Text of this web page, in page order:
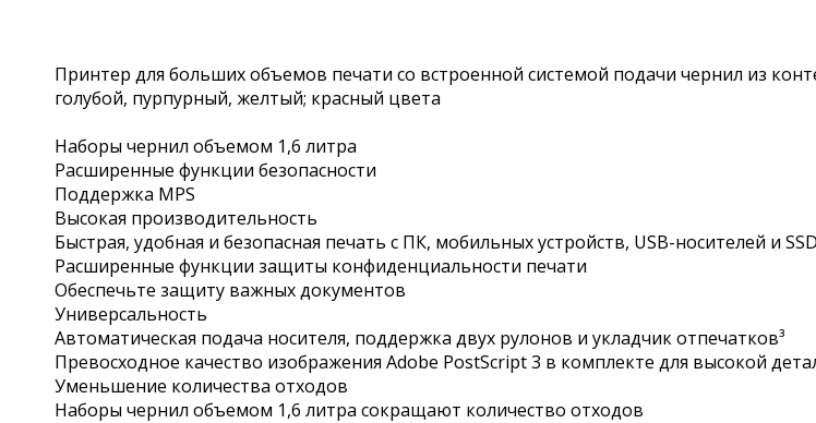
Принтер для больших объемов печати со встроенной системой подачи чернил из
голубой, пурпурный, желтый; красный цвета
Наборы чернил объемом 1,6 литра
Расширенные функции безопасности
Поддержка MPS
Высокая производительность
Быстрая, удобная и безопасная печать с ПК, мобильных устройств, USB-носителей и
Расширенные функции защиты конфиденциальности печати
Обеспечьте защиту важных документов
Универсальность
Автоматическая подача носителя, поддержка двух рулонов и укладчик отпечатков³
Превосходное качество изображения Adobe PostScript 3 в комплекте для высокой
Уменьшение количества отходов
Наборы чернил объемом 1,6 литра сокращают количество отходов